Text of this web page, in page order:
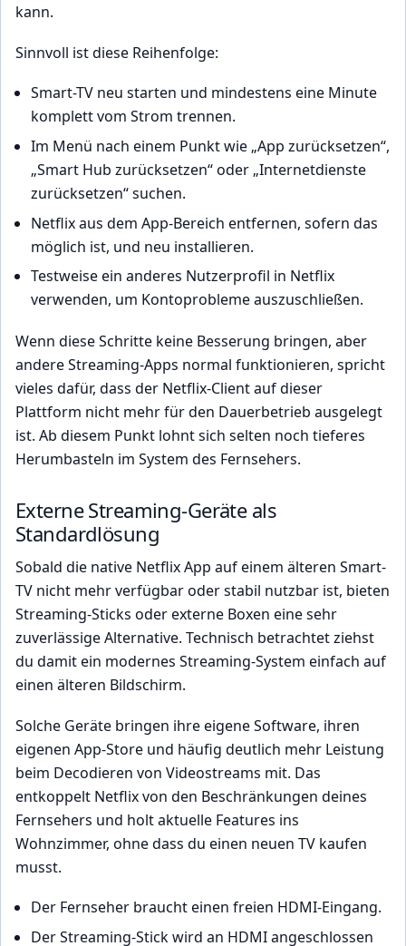
kann.
Sinnvoll ist diese Reihenfolge:
Smart-TV neu starten und mindestens eine Minute
komplett vom Strom trennen.
Im Menü nach einem Punkt wie „App zurücksetzen“,
„Smart Hub zurücksetzen“ oder „Internetdienste
zurücksetzen“ suchen.
Netflix aus dem App-Bereich entfernen, sofern das
möglich ist, und neu installieren.
Testweise ein anderes Nutzerprofil in Netflix
verwenden, um Kontoprobleme auszuschließen.
Wenn diese Schritte keine Besserung bringen, aber
andere Streaming-Apps normal funktionieren, spricht
vieles dafür, dass der Netflix-Client auf dieser
Plattform nicht mehr für den Dauerbetrieb ausgelegt
ist. Ab diesem Punkt lohnt sich selten noch tieferes
Herumbasteln im System des Fernsehers.
Externe Streaming-Geräte als
Standardlösung
Sobald die native Netflix App auf einem älteren Smart-
TV nicht mehr verfügbar oder stabil nutzbar ist, bieten
Streaming-Sticks oder externe Boxen eine sehr
zuverlässige Alternative. Technisch betrachtet ziehst
du damit ein modernes Streaming-System einfach auf
einen älteren Bildschirm.
Solche Geräte bringen ihre eigene Software, ihren
eigenen App-Store und häufig deutlich mehr Leistung
beim Decodieren von Videostreams mit. Das
entkoppelt Netflix von den Beschränkungen deines
Fernsehers und holt aktuelle Features ins
Wohnzimmer, ohne dass du einen neuen TV kaufen
musst.
Der Fernseher braucht einen freien HDMI-Eingang.
Der Streaming-Stick wird an HDMI angeschlossen